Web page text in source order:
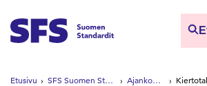
Etsi sivuilta
Etusivu SFS Suomen Standardit Ajankohtaista